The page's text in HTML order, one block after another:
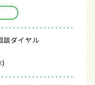
談ダイヤル